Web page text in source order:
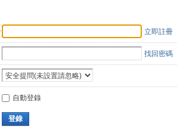
立即註冊
找回密碼
自動登錄
登錄